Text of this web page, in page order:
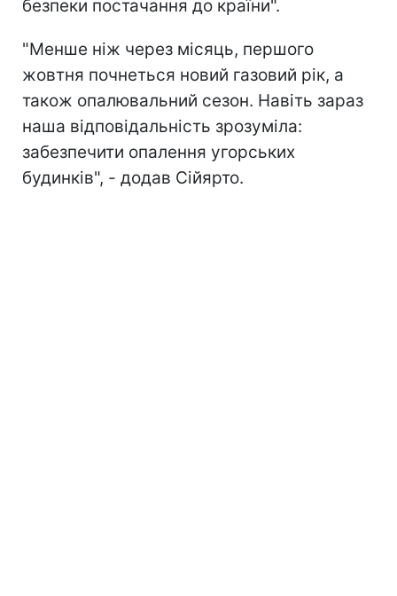
безпеки постачання до країни".
"Менше ніж через місяць, першого
жовтня почнеться новий газовий рік, а
також опалювальний сезон. Навіть зараз
наша відповідальність зрозуміла:
забезпечити опалення угорських
будинків", - додав Сійярто.